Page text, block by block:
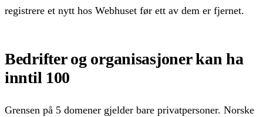
registrere et nytt hos Webhuset før ett av dem er fjernet.
Bedrifter og organisasjoner kan ha
inntil 100
Grensen på 5 domener gjelder bare privatpersoner. Norske